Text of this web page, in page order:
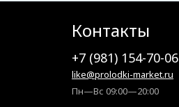
Контакты
+7 (981) 154-70-06
like@prolodki-market.ru
Пн—Вс 09:00—20:00